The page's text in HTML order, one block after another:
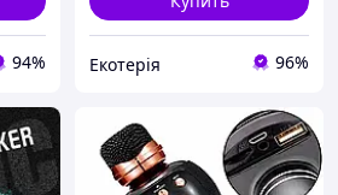
94% Екотерія 96%